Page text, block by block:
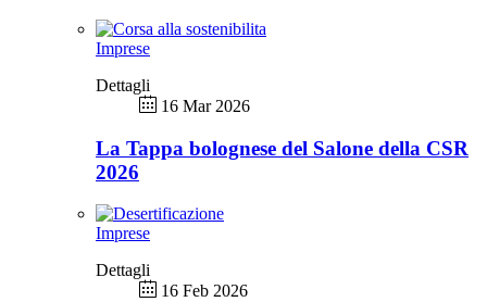
Imprese
Dettagli
16 Mar 2026
La Tappa bolognese del Salone della CSR
2026
Imprese
Dettagli
16 Feb 2026